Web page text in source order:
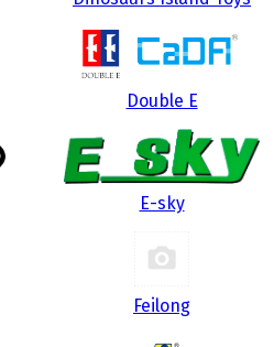
Double E
E-sky
Feilong